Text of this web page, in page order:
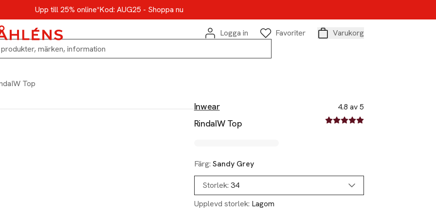
Upp till 25% online*Kod: AUG25 - Shoppa nu
Logga in
Favoriter
Varukorg
Top
Inwear
RindaIW Top
4.8 av 5
4.8 av fem stjärnor
Färg: Sandy Grey
Storlek: 34
Upplevd storlek: Lagom